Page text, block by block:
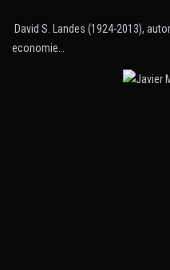
David S. Landes (1924-2013),
economie…